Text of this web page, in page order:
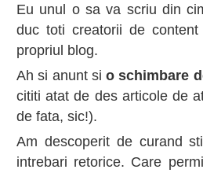
Eu unul o sa va scriu din
duc toti creatorii de
propriul blog.
Ah si anunt sio schimbare
cititi atat de des articole de
de fata, sic!).
Am descoperit de curand
intrebari retorice. Care